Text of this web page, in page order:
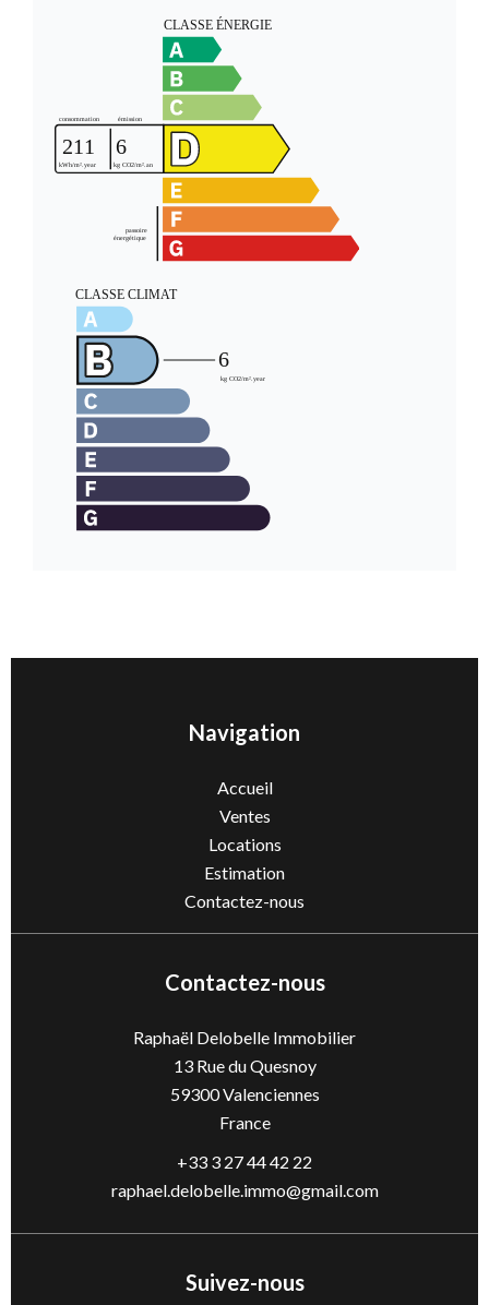
Navigation
Accueil
Ventes
Locations
Estimation
Contactez-nous
Contactez-nous
Raphaël Delobelle Immobilier
13 Rue du Quesnoy
59300Valenciennes
France
+33 3 27 44 42 22
raphael.delobelle.immo@gmail.com
Suivez-nous